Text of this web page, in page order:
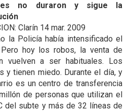
no duraron y sigue la
Clarín 14 mar. 2009
la Policía había intensificado el
hoy los robos, la venta de
vuelven a ser habituales. Los
y tienen miedo. Durante el día, y
es un centro de transferencia
de personas que utilizan el
del subte y más de 32 líneas de